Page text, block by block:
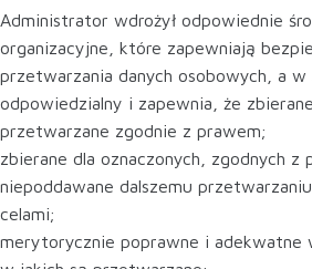
Administrator wdrożył odpowiednie
organizacyjne, które zapewniają
przetwarzania danych osobowych, a w
odpowiedzialny i zapewnia, że
przetwarzane zgodnie z prawem;
zbierane dla oznaczonych, zgodnych z
niepoddawane dalszemu
celami;
merytorycznie poprawne i adekwatne